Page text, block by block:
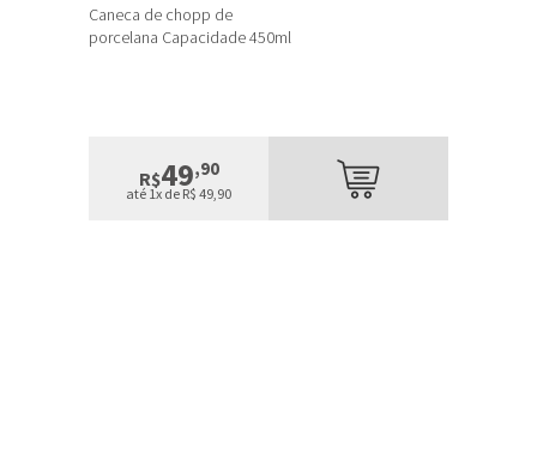
Caneca de chopp de
porcelana Capacidade 450ml
R$49,90
até 1x de R$ 49,90